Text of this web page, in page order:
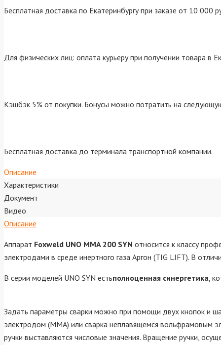
Бесплатная доставка по Екатеринбургу при заказе от 10 000
Для физических лиц: оплата курьеру при получении товара в
Кэшбэк 5% от покупки. Бонусы можно потратить на
Бесплатная доставка до терминала транспортной компании.
Описание
Характеристики
Документ
Видео
Описание
Аппарат Foxweld UNO MMA 200 SYN относится к классу
электродами в среде инертного газа Аргон (TIG LIFT). В
В серии моделей UNO SYN естьполноценная синергетика,
Задать параметры сварки можно при помощи двух кнопок и
электродом (MMA) или сварка неплавящемся вольфрамовым
ручки выставляются числовые значения. Вращение ручки,